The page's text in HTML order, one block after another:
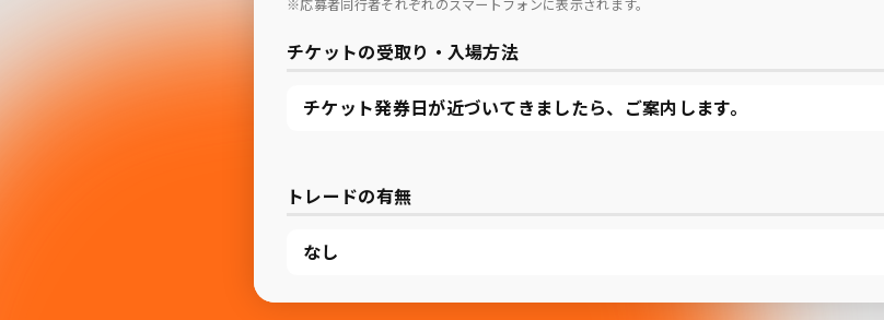
※応募者同行者それぞれのスマートフォンに表示されます。
チケットの受取り・入場方法
チケット発券日が近づいてきましたら、ご案内します。
トレードの有無
なし